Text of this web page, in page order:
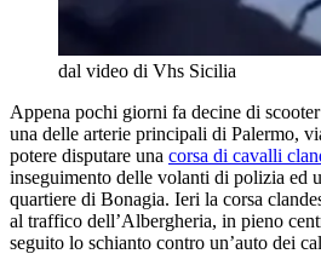
dal video di Vhs Sicilia
Appena pochi giorni fa decine di
una delle arterie principali di Palermo,
potere disputare una corsa di cavalli
inseguimento delle volanti di polizia ed
quartiere di Bonagia. Ieri la corsa
al traffico dell’Albergheria, in pieno
seguito lo schianto contro un’auto dei